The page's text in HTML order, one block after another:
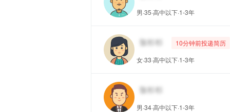
男·35·高中以下·1-3年
10分钟前投递简历
女·33·高中以下·1-3年
男·34·高中以下·1-3年